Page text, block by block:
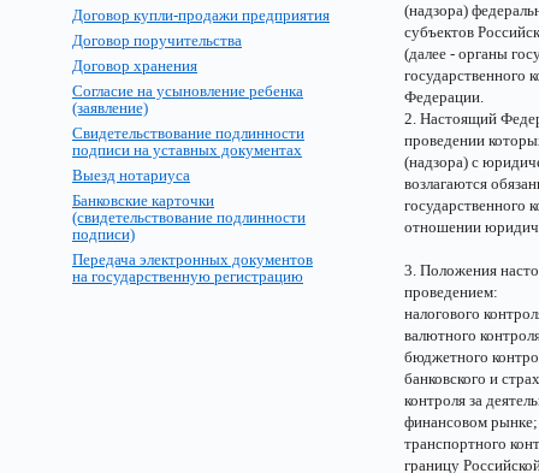
Договор купли-продажи предприятия
Договор поручительства
Договор хранения
Согласие на усыновление ребенка
(заявление)
Свидетельствование подлинности
подписи на уставных документах
Выезд нотариуса
Банковские карточки
(свидетельствование подлинности
подписи)
Передача электронных документов
на государственную регистрацию
(надзора)
субъектов
(далее - органы
государственного
Федерации.
2. Настоящий
проведении
(надзора) с
возлагаются
государственного
отношении
3. Положения
проведением:
налогового
валютного
бюджетного
банковского и
контроля за
финансовом рынке;
транспортного
границу